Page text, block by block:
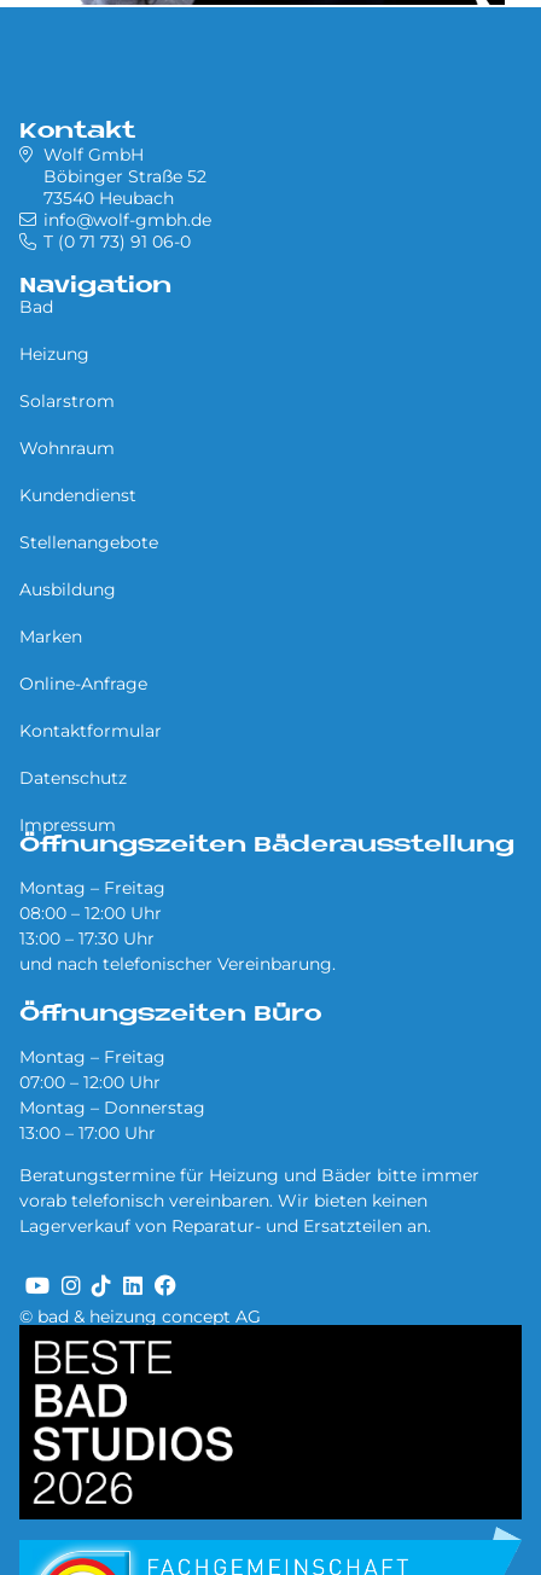
© bad & heizung concept AG
Kontakt
Wolf GmbH
Böbinger Straße 52
73540 Heubach
info@wolf-gmbh.de
T (0 71 73) 91 06-0
Navigation
Bad
Heizung
Solarstrom
Wohnraum
Kundendienst
Stellenangebote
Ausbildung
Marken
Online-Anfrage
Kontaktformular
Datenschutz
Impressum
Öffnungszeiten Bäderausstellung
Montag – Freitag
08:00 – 12:00 Uhr
13:00 – 17:30 Uhr
und nach telefonischer Vereinbarung.
Öffnungszeiten Büro
Montag – Freitag
07:00 – 12:00 Uhr
Montag – Donnerstag
13:00 – 17:00 Uhr
Beratungstermine für Heizung und Bäder bitte immer
vorab telefonisch vereinbaren. Wir bieten keinen
Lagerverkauf von Reparatur- und Ersatzteilen an.